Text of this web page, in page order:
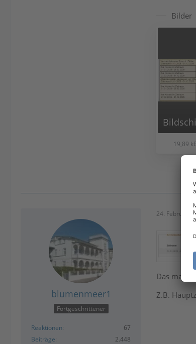
Bilder
19,89
blumenmeer1
Fortgeschrittener
Reaktionen
67
Beiträge
2.448
24. Februar
Das
Z.B.